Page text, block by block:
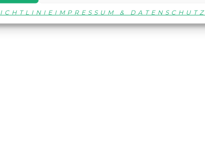
IMPRESSUM & DATENSCHUTZ